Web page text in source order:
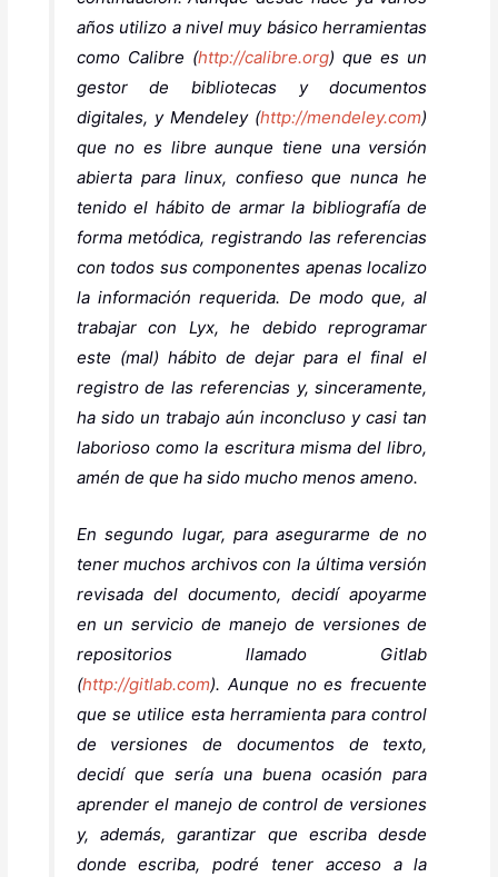
años utilizo a nivel muy básico herramientas
como Calibre (http://calibre.org) que es un
gestor de bibliotecas y documentos
digitales, y Mendeley (http://mendeley.com)
que no es libre aunque tiene una versión
abierta para linux, confieso que nunca he
tenido el hábito de armar la bibliografía de
forma metódica, registrando las referencias
con todos sus componentes apenas localizo
la información requerida. De modo que, al
trabajar con Lyx, he debido reprogramar
este (mal) hábito de dejar para el final el
registro de las referencias y, sinceramente,
ha sido un trabajo aún inconcluso y casi tan
laborioso como la escritura misma del libro,
amén de que ha sido mucho menos ameno.
En segundo lugar, para asegurarme de no
tener muchos archivos con la última versión
revisada del documento, decidí apoyarme
en un servicio de manejo de versiones de
repositorios llamado Gitlab
(http://gitlab.com). Aunque no es frecuente
que se utilice esta herramienta para control
de versiones de documentos de texto,
decidí que sería una buena ocasión para
aprender el manejo de control de versiones
y, además, garantizar que escriba desde
donde escriba, podré tener acceso a la